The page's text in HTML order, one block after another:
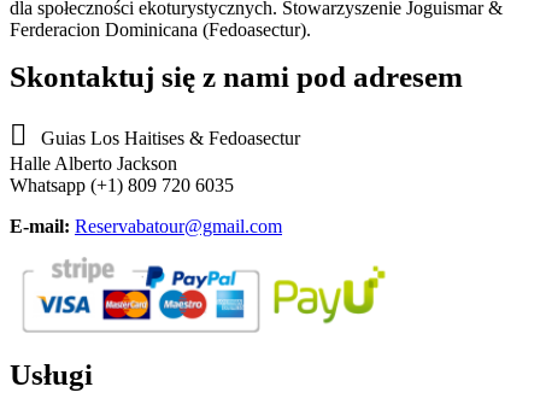
dla społeczności ekoturystycznych. Stowarzyszenie Joguismar &
Ferderacion Dominicana (Fedoasectur).
Skontaktuj się z nami pod adresem

Guias Los Haitises & Fedoasectur
Halle Alberto Jackson
Whatsapp (+1) 809 720 6035
E-mail: Reservabatour@gmail.com
Usługi